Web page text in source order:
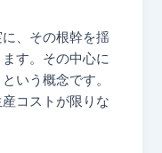
、その根幹を揺
す。その中心に
いう概念です。
コストが限りな